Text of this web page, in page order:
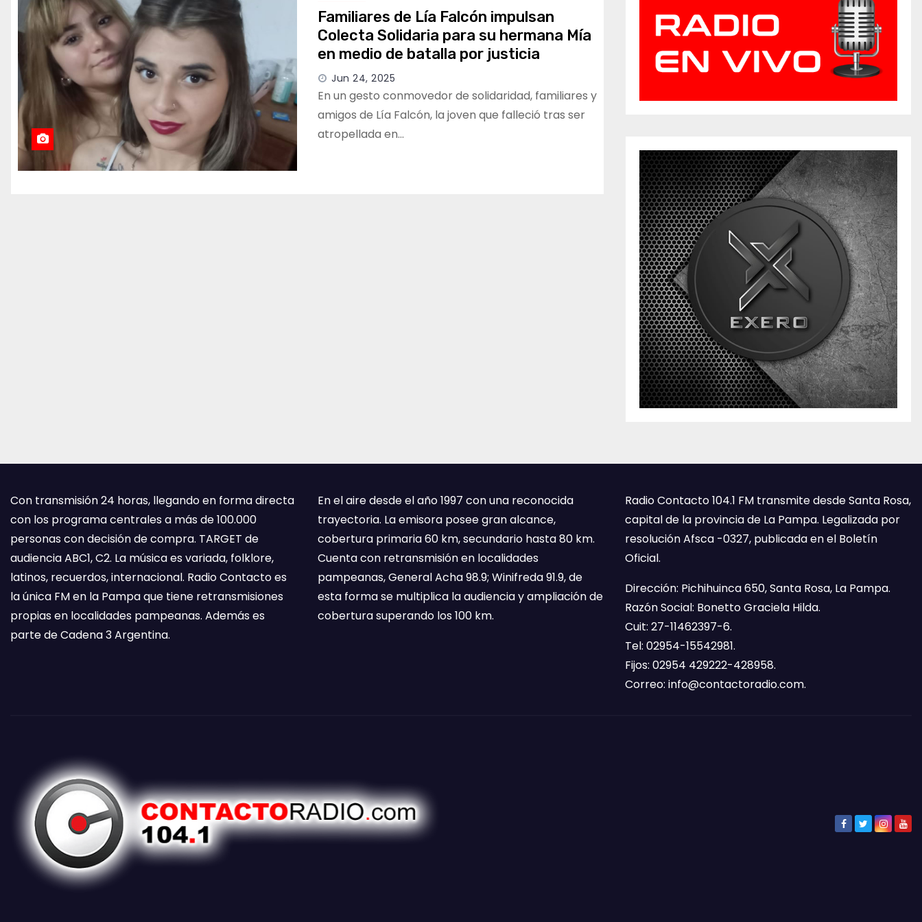
Familiares de Lía Falcón impulsan
Colecta Solidaria para su hermana Mía
en medio de batalla por justicia
Jun 24, 2025
En un gesto conmovedor de solidaridad, familiares y
amigos de Lía Falcón, la joven que falleció tras ser
atropellada en…
Con transmisión 24 horas, llegando en forma directa
con los programa centrales a más de 100.000
personas con decisión de compra. TARGET de
audiencia ABC1, C2. La música es variada, folklore,
latinos, recuerdos, internacional. Radio Contacto es
la única FM en la Pampa que tiene retransmisiones
propias en localidades pampeanas. Además es
parte de Cadena 3 Argentina.
En el aire desde el año 1997 con una reconocida
trayectoria. La emisora posee gran alcance,
cobertura primaria 60 km, secundario hasta 80 km.
Cuenta con retransmisión en localidades
pampeanas, General Acha 98.9; Winifreda 91.9, de
esta forma se multiplica la audiencia y ampliación de
cobertura superando los 100 km.
Radio Contacto 104.1 FM transmite desde Santa Rosa,
capital de la provincia de La Pampa. Legalizada por
resolución Afsca -0327, publicada en el Boletín
Oficial.
Dirección: Pichihuinca 650, Santa Rosa, La Pampa.
Razón Social: Bonetto Graciela Hilda.
Cuit: 27-11462397-6.
Tel: 02954-15542981.
Fijos: 02954 429222-428958.
Correo: info@contactoradio.com.